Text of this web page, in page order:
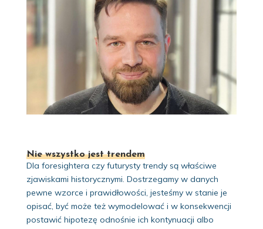
Nie wszystko jest trendem
Dla foresightera czy futurysty trendy są właściwe
zjawiskami historycznymi. Dostrzegamy w danych
pewne wzorce i prawidłowości, jesteśmy w stanie je
opisać, być może też wymodelować i w konsekwencji
postawić hipotezę odnośnie ich kontynuacji albo